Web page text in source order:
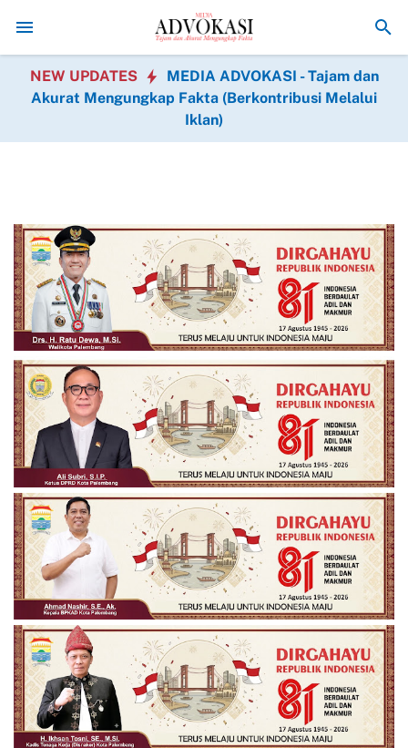
Ribuan Penambang Bergerak! Pembelian Timah Terhenti,
NEW UPDATES
MEDIA ADVOKASI - Tajam dan
Akurat Mengungkap Fakta (Berkontribusi Melalui
Iklan)